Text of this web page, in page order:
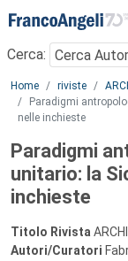
Menu
Cerca:
Main content
Home riviste
Paradigmi
nelle inchieste
Paradigmi
unitario: la
inchieste
Titolo Rivista
Autori/Curatori